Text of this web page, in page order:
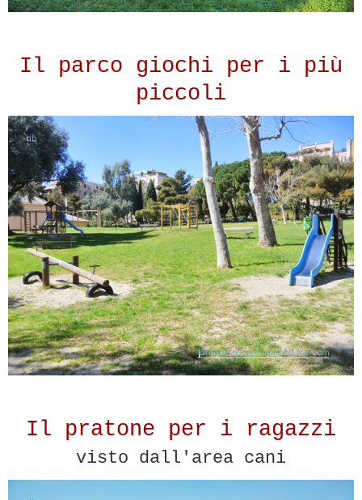
Il parco giochi per i più
piccoli
Il pratone per i ragazzi
visto dall'area cani